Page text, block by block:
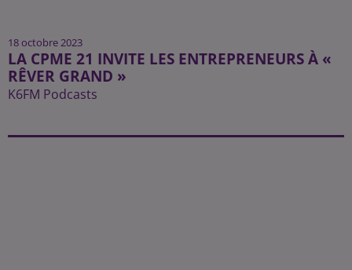
18 octobre 2023
LA CPME 21 INVITE LES ENTREPRENEURS À «
RÊVER GRAND »
K6FM Podcasts